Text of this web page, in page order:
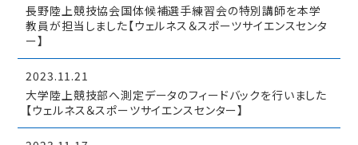
長野陸上競技協会国体候補選手練習会の特別講師を本学
教員が担当しました【ウェルネス＆スポーツサイエンスセンタ
ー】
2023.11.21
大学陸上競技部へ測定データのフィードバックを行いました
【ウェルネス＆スポーツサイエンスセンター】